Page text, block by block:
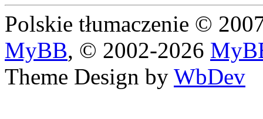
Polskie tłumaczenie ©
MyBB, © 2002-2026
Theme Design by WbDev